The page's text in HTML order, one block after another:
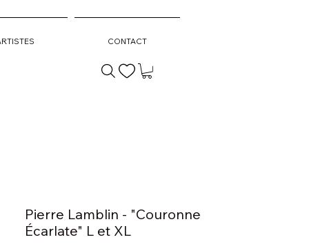
CONTACT
Pierre Lamblin - "Couronne
Écarlate" L et XL